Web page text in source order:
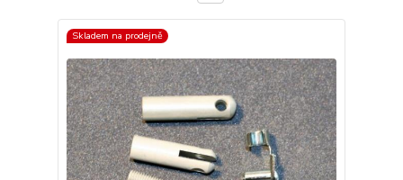
Skladem na prodejně